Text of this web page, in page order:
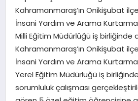
EKONOMI
MAGAZIN
SAĞLIK
Kahramanmaraş’ın Onikişubat
İnsani Yardım ve Arama
Milli Eğitim Müdürlüğü iş birliğinde
Kahramanmaraş’ın Onikişubat
İnsani Yardım ve Arama
Yerel Eğitim Müdürlüğü iş
sorumluluk çalışması